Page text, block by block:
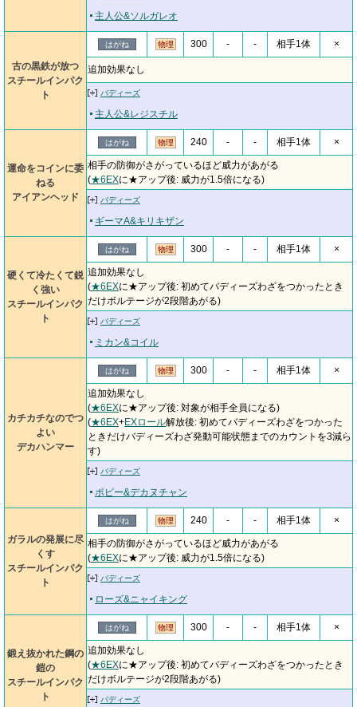
主人公&ソルガレオ
古の黒鉄が放つ
スチールインパク
ト
はがね 物理 300 - - 相手1体 ×
追加効果なし
バディーズ
主人公&レジスチル
運命をコインに委
ねる
アイアンヘッド
はがね 物理 240 - - 相手1体 ×
相手の防御がさがっているほど威力があがる
(★6EXに★アップ後: 威力が1.5倍になる)
バディーズ
ギーマA&キリキザン
硬くて冷たくて鋭
く強い
スチールインパク
ト
はがね 物理 300 - - 相手1体 ×
追加効果なし
(★6EXに★アップ後: 初めてバディーズわざをつかったとき
だけボルテージが2段階あがる)
バディーズ
ミカン&コイル
カチカチなのでつ
よい
デカハンマー
はがね 物理 300 - - 相手1体 ×
追加効果なし
(★6EXに★アップ後: 対象が相手全員になる)
(★6EX+EXロール解放後: 初めてバディーズわざをつかった
ときだけバディーズわざ発動可能状態までのカウントを3減ら
す)
バディーズ
ポピー&デカヌチャン
ガラルの発展に尽
くす
スチールインパク
ト
はがね 物理 240 - - 相手1体 ×
相手の防御がさがっているほど威力があがる
(★6EXに★アップ後: 威力が1.5倍になる)
バディーズ
ローズ&ニャイキング
鍛え抜かれた鋼の
鎧の
スチールインパク
ト
はがね 物理 300 - - 相手1体 ×
追加効果なし
(★6EXに★アップ後: 初めてバディーズわざをつかったとき
だけボルテージが2段階あがる)
バディーズ